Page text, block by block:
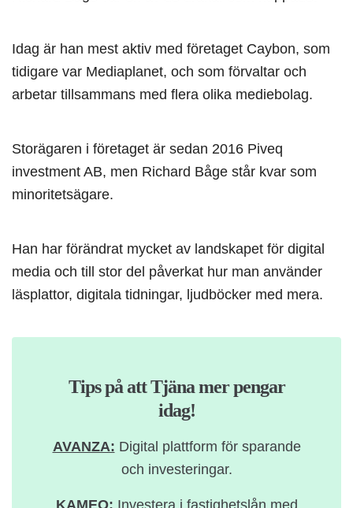
Idag är han mest aktiv med företaget Caybon, som
tidigare var Mediaplanet, och som förvaltar och
arbetar tillsammans med flera olika mediebolag.
Storägaren i företaget är sedan 2016 Piveq
investment AB, men Richard Båge står kvar som
minoritetsägare.
Han har förändrat mycket av landskapet för digital
media och till stor del påverkat hur man använder
läsplattor, digitala tidningar, ljudböcker med mera.
Tips på att Tjäna mer pengar
idag!
AVANZA: Digital plattform för sparande
och investeringar.
KAMEO: Investera i fastighetslån med